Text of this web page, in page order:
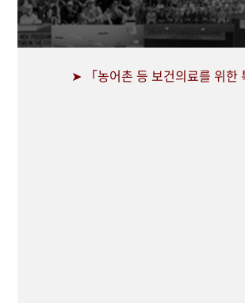
➤ 「농어촌 등 보건의료를 위한